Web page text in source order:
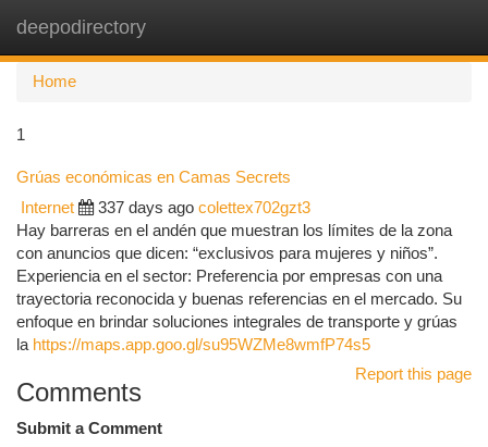
deepodirectory
Home
1
Grúas económicas en Camas Secrets
Internet 337 days ago colettex702gzt3
Hay barreras en el andén que muestran los límites de la zona
con anuncios que dicen: “exclusivos para mujeres y niños”.
Experiencia en el sector: Preferencia por empresas con una
trayectoria reconocida y buenas referencias en el mercado. Su
enfoque en brindar soluciones integrales de transporte y grúas
la https://maps.app.goo.gl/su95WZMe8wmfP74s5
Report this page
Comments
Submit a Comment